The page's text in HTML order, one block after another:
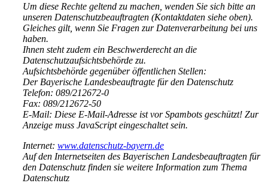
Um diese Rechte geltend zu machen, wenden Sie sich bitte an
unseren Datenschutzbeauftragten (Kontaktdaten siehe oben).
Gleiches gilt, wenn Sie Fragen zur Datenverarbeitung bei uns
haben.
Ihnen steht zudem ein Beschwerderecht an die
Datenschutzaufsichtsbehörde zu.
Aufsichtsbehörde gegenüber öffentlichen Stellen:
Der Bayerische Landesbeauftragte für den Datenschutz
Telefon: 089/212672-0
Fax: 089/212672-50
E-Mail: Diese E-Mail-Adresse ist vor Spambots geschützt! Zur
Anzeige muss JavaScript eingeschaltet sein.
Internet: www.datenschutz-bayern.de
Auf den Internetseiten des Bayerischen Landesbeauftragten für
den Datenschutz finden sie weitere Information zum Thema
Datenschutz